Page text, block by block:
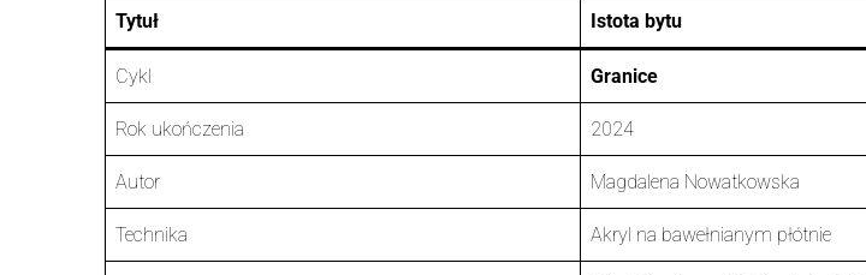
Tytuł Istota bytu
Cykl Granice
Rok ukończenia 2024
Autor Magdalena Nowatkowska
Technika Akryl na bawełnianym płótnie